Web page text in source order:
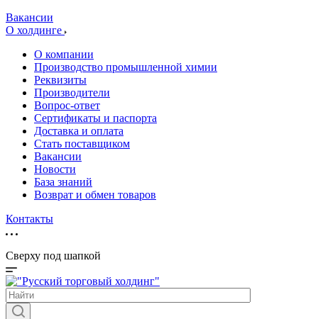
Вакансии
О холдинге
О компании
Производство промышленной химии
Реквизиты
Производители
Вопрос-ответ
Сертификаты и паспорта
Доставка и оплата
Стать поставщиком
Вакансии
Новости
База знаний
Возврат и обмен товаров
Контакты
Сверху под шапкой